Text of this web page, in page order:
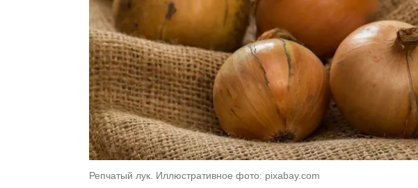
Репчатый лук. Иллюстративное фото: pixabay.com